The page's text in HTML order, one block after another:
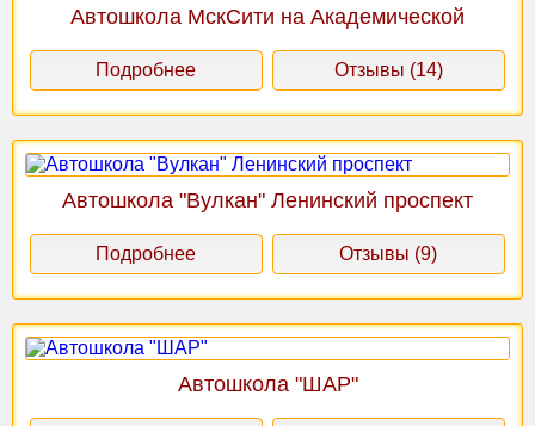
Автошкола МскСити на Академической
Подробнее Отзывы (14)
Автошкола "Вулкан" Ленинский проспект
Подробнее Отзывы (9)
Автошкола "ШАР"